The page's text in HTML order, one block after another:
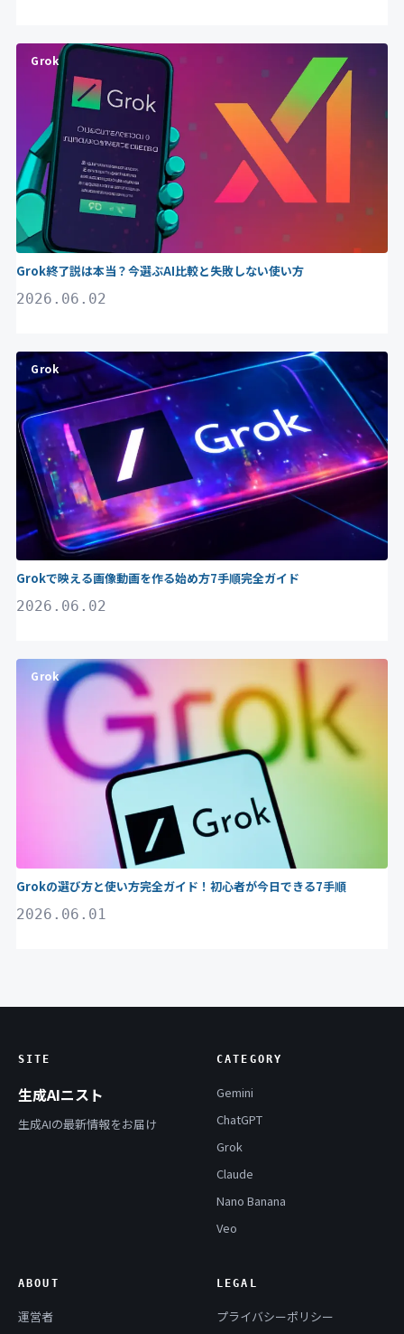
Grok
Grok終了説は本当？今選ぶAI比較と失敗しない使い方
2026.06.02
Grok
Grokで映える画像動画を作る始め方7手順完全ガイド
2026.06.02
Grok
Grokの選び方と使い方完全ガイド！初心者が今日できる7手順
2026.06.01
SITE
生成AIニスト
生成AIの最新情報をお届け
CATEGORY
Gemini
ChatGPT
Grok
Claude
Nano Banana
Veo
ABOUT
運営者
LEGAL
プライバシーポリシー